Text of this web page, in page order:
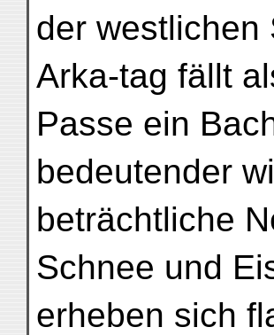
der westlichen
Arka-tag fällt
Passe ein
bedeutender
beträchtliche
Schnee und
erheben sich